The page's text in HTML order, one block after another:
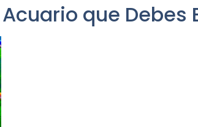
que Debes